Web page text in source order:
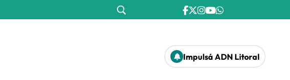
Impulsá ADN Litoral